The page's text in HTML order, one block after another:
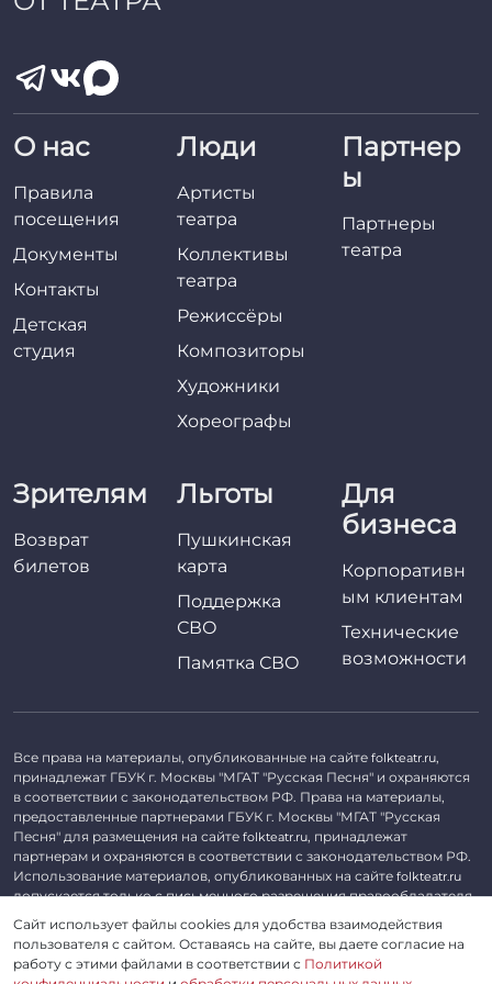
О нас
Правила
посещения
Документы
Контакты
Детская
студия
Люди
Артисты
театра
Коллективы
театра
Режиссёры
Композиторы
Художники
Хореографы
Партнер
ы
Партнеры
театра
Зрителям
Возврат
билетов
Льготы
Пушкинская
карта
Поддержка
СВО
Памятка СВО
Для
бизнеса
Корпоративн
ым клиентам
Технические
возможности
Все права на материалы, опубликованные на сайте folkteatr.ru,
принадлежат ГБУК г. Москвы "МГАТ "Русская Песня" и охраняются
в соответствии с законодательством РФ. Права на материалы,
предоставленные партнерами ГБУК г. Москвы "МГАТ "Русская
Песня" для размещения на сайте folkteatr.ru, принадлежат
партнерам и охраняются в соответствии с законодательством РФ.
Использование материалов, опубликованных на сайте folkteatr.ru
допускается только с письменного разрешения правообладателя.
©2026 ГБУК г. Москвы «МГАТ «Русская песня». ОГРН 1027739279182,
ИНН 7714039052.
Сайт использует файлы cookies для удобства взаимодействия
пользователя с сайтом. Оставаясь на сайте, вы даете согласие на
работу с этими файлами в соответствии с Политикой